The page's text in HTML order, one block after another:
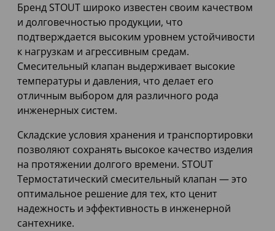
Бренд STOUT широко известен своим качеством
и долговечностью продукции, что
подтверждается высоким уровнем устойчивости
к нагрузкам и агрессивным средам.
Смесительный клапан выдерживает высокие
температуры и давления, что делает его
отличным выбором для различного рода
инженерных систем.
Складские условия хранения и транспортировки
позволяют сохранять высокое качество изделия
на протяжении долгого времени. STOUT
Термостатический смесительный клапан — это
оптимальное решение для тех, кто ценит
надежность и эффективность в инженерной
сантехнике.